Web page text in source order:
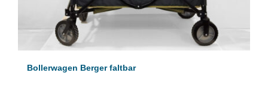
Bollerwagen Berger faltbar